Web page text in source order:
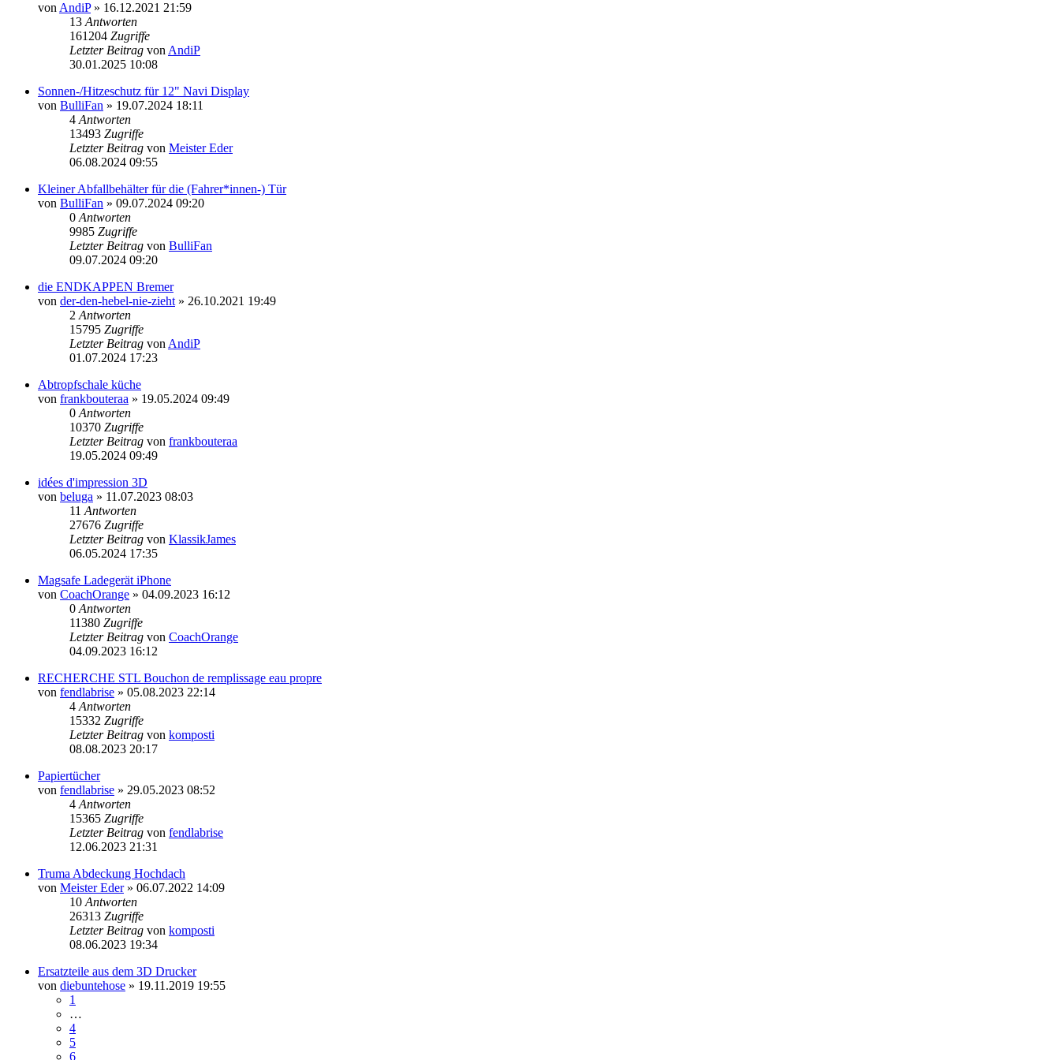
von AndiP» 16.12.2021 21:59
13 Antworten
161204 Zugriffe
Letzter Beitrag von AndiP
30.01.2025 10:08
Sonnen-/Hitzeschutz für 12" Navi Display
von BulliFan » 19.07.2024 18:11
4 Antworten
13493 Zugriffe
Letzter Beitrag von Meister Eder
06.08.2024 09:55
Kleiner Abfallbehälter für die (Fahrer*innen-) Tür
von BulliFan » 09.07.2024 09:20
0 Antworten
9985 Zugriffe
Letzter Beitrag von BulliFan
09.07.2024 09:20
die ENDKAPPEN Bremer
von der-den-hebel-nie-zieht » 26.10.2021 19:49
2 Antworten
15795 Zugriffe
Letzter Beitrag von AndiP
01.07.2024 17:23
Abtropfschale küche
von frankbouteraa » 19.05.2024 09:49
0 Antworten
10370 Zugriffe
Letzter Beitrag von frankbouteraa
19.05.2024 09:49
idées d'impression 3D
von beluga » 11.07.2023 08:03
11 Antworten
27676 Zugriffe
Letzter Beitrag von KlassikJames
06.05.2024 17:35
Magsafe Ladegerät iPhone
von CoachOrange » 04.09.2023 16:12
0 Antworten
11380 Zugriffe
Letzter Beitrag von CoachOrange
04.09.2023 16:12
RECHERCHE STL Bouchon de remplissage eau propre
von fendlabrise » 05.08.2023 22:14
4 Antworten
15332 Zugriffe
Letzter Beitrag von komposti
08.08.2023 20:17
Papiertücher
von fendlabrise » 29.05.2023 08:52
4 Antworten
15365 Zugriffe
Letzter Beitrag von fendlabrise
12.06.2023 21:31
Truma Abdeckung Hochdach
von Meister Eder» 06.07.2022 14:09
10 Antworten
26313 Zugriffe
Letzter Beitrag von komposti
08.06.2023 19:34
Ersatzteile aus dem 3D Drucker
von diebuntehose » 19.11.2019 19:55
1
…
4
5
6